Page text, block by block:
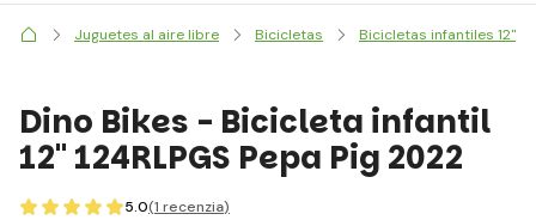
Juguetes al aire libre Bicicletas Bicicletas infantiles 12"
Dino Bikes - Bicicleta infantil
12" 124RLPGS Pepa Pig 2022
5.0(1 recenzia)